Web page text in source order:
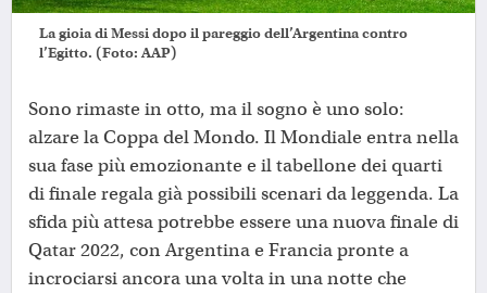
La gioia di Messi dopo il pareggio dell’Argentina contro
l’Egitto. (Foto: AAP)
Sono rimaste in otto, ma il sogno è uno solo:
alzare la Coppa del Mondo. Il Mondiale entra nella
sua fase più emozionante e il tabellone dei quarti
di finale regala già possibili scenari da leggenda. La
sfida più attesa potrebbe essere una nuova finale di
Qatar 2022, con Argentina e Francia pronte a
incrociarsi ancora una volta in una notte che